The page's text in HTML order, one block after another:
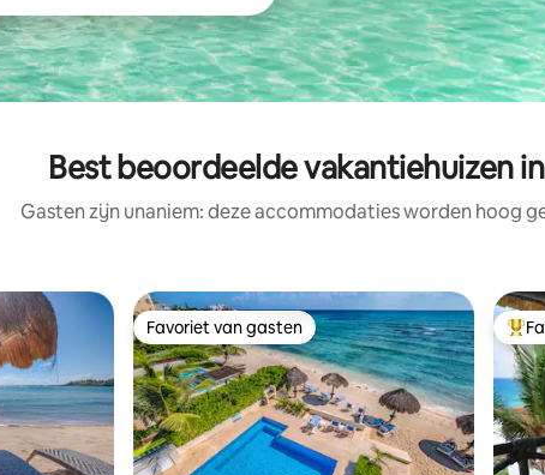
Best beoordeelde vakantiehuizen
Gasten zijn unaniem: deze accommodaties worden hoog
Favoriet van gasten
Favoriet van gasten